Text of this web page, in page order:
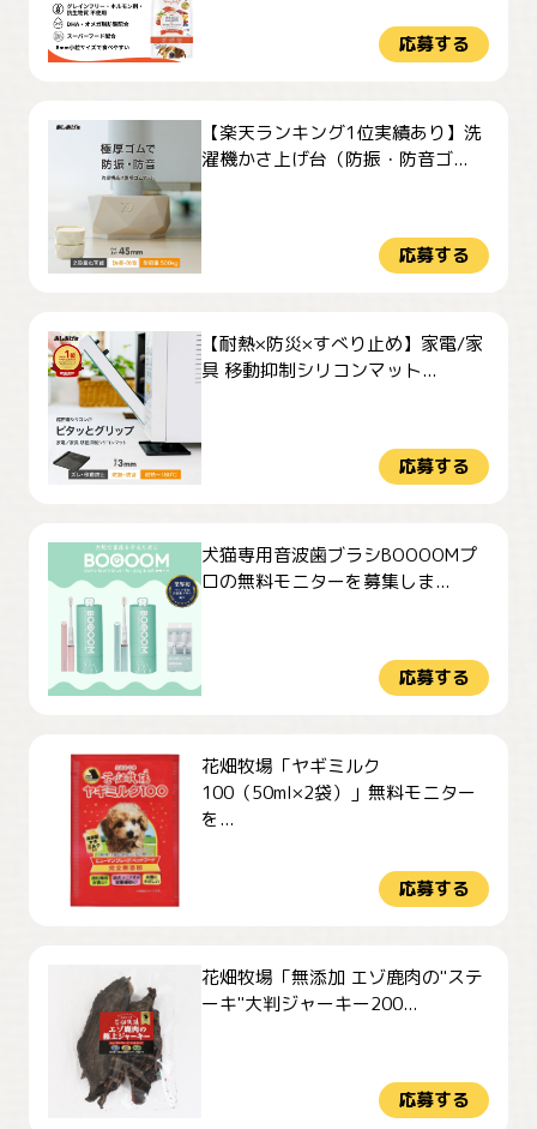
応募する
【楽天ランキング1位実績あり】洗
濯機かさ上げ台（防振・防音ゴ...
応募する
【耐熱×防災×すべり止め】家電/家
具 移動抑制シリコンマット...
応募する
犬猫専用音波歯ブラシBOOOOMプ
ロの無料モニターを募集しま...
応募する
花畑牧場「ヤギミルク
100（50ml×2袋）」無料モニター
を...
応募する
花畑牧場「無添加 エゾ鹿肉の"ステ
ーキ"大判ジャーキー200...
応募する